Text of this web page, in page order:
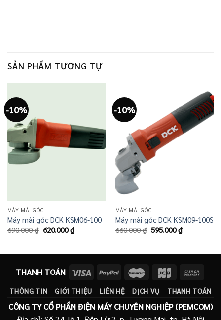
SẢN PHẨM TƯƠNG TỰ
-10%
MÁY MÀI GÓC
Máy mài góc DCK KSM06-100
690.000₫ Giá
620.000₫Giá
-10%
MÁY MÀI GÓC
Máy mài góc DCK KSM09-100S
660.000₫ Giá
gốc
595.000₫Giá
THANH TOÁN
THÔNG TIN GIỚI THIỆU LIÊN HỆ DỊCH VỤ THANH TOÁN
CÔNG TY CỔ PHẦN ĐIỆN MÁY CHUYÊN NGHIỆP (PEMCOM)